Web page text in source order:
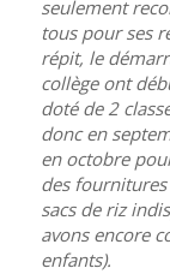
seulement
tous pour ses
répit, le
collège ont
doté de 2
donc en
en octobre
des fournitures
sacs de riz
avons encore
enfants).